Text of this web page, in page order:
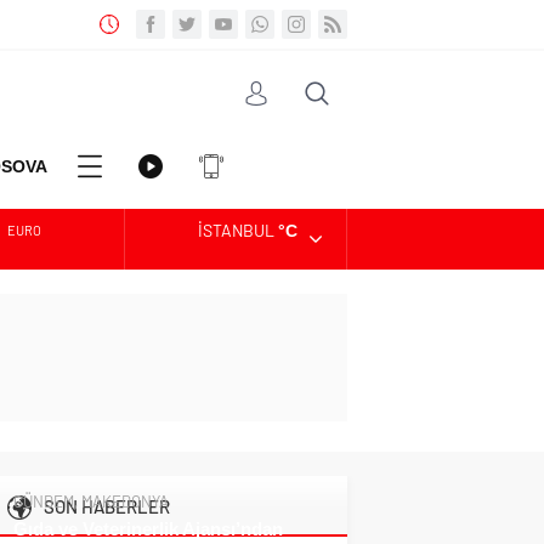
EURO İSTANBUL °C
SON HABERLER
GÜNDEM, MAKEDONYA